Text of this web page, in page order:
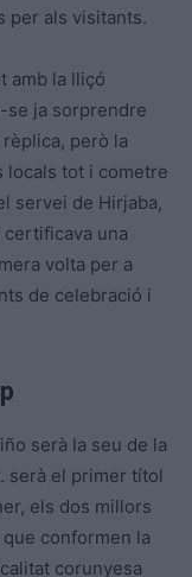
per als visitants.
amb la lliçó
se ja sorprendre
però la
locals tot i cometre
servei de Hirjaba,
una
volta per a
de celebració i
serà la seu de la
serà el primer títol
els dos millors
conformen la
corunyesa